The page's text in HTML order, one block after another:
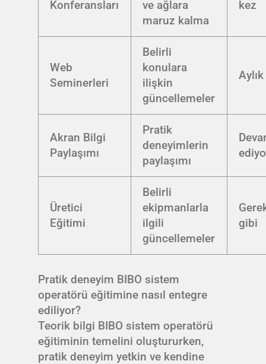
Konferansları
ve ağlara
maruz kalma
kez
Web
Seminerleri
Belirli
konulara
ilişkin
güncellemeler
Aylık
Akran Bilgi
Paylaşımı
Pratik
deneyimlerin
paylaşımı
Üretici
Eğitimi
Belirli
ekipmanlarla
ilgili
güncellemeler
gibi
Pratik deneyim BIBO sistem
operatörü eğitimine nasıl entegre
ediliyor?
Teorik bilgi BIBO sistem operatörü
eğitiminin temelini oluştururken,
pratik deneyim yetkin ve kendine